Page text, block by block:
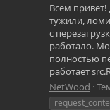
Всем
тужили,
с
работало.
полностью
работает
NetWood